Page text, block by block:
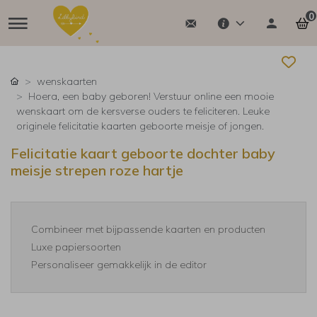
0
wenskaarten
Hoera, een baby geboren! Verstuur online een mooie
wenskaart om de kersverse ouders te feliciteren. Leuke
originele felicitatie kaarten geboorte meisje of jongen.
Felicitatie kaart geboorte dochter baby
meisje strepen roze hartje
Combineer met bijpassende kaarten en producten
Luxe papiersoorten
Personaliseer gemakkelijk in de editor